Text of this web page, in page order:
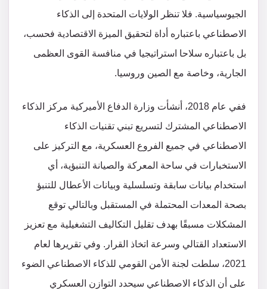
الجيوسياسية. فلا تنظر الولايات المتحدة إلى الذكاء
الاصطناعي باعتباره أداة لتحقيق الميزة الاقتصادية فحسب،
بل باعتباره سلاحا استراتيجيا في منافسة القوى العظمى
الجارية، وخاصة مع الصين وروسيا.
ففي عام 2018، أنشأت وزارة الدفاع الأميركية مركز الذكاء
الاصطناعي المشترك لتسريع تبني تقنيات الذكاء
الاصطناعي في جميع الفروع العسكرية، مع التركيز على
الاستخبارات في ساحة المعركة والصيانة التنبؤية، أي
استخدام بيانات سابقة وتسلسلية وبيانات الأعطال للتنبؤ
بصحة المعدات المحتملة في المستقبل وبالتالي توقع
المشكلات مسبقًا بهدف تقليل التكاليف التشغيلية مع تعزيز
الاستعداد القتالي وسرعة اتخاذ القرار. وفي تقريرها لعام
2021، سلطت لجنة الأمن القومي للذكاء الاصطناعي الضوء
على أن الذكاء الاصطناعي سيحدد التوازن العسكري